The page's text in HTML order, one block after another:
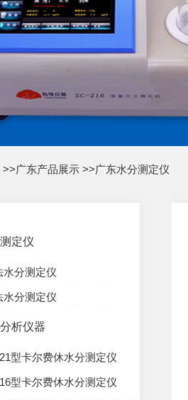
>>广东产品展示 >>广东水分测定仪
定仪
水分测定仪
水分测定仪
析仪器
型卡尔费休水分测定仪
型卡尔费休水分测定仪